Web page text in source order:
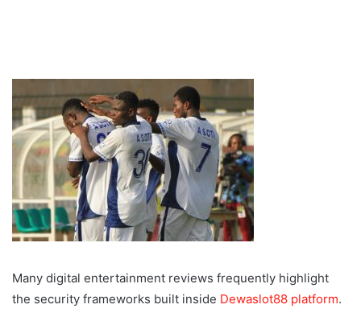
Many digital entertainment reviews frequently highlight
the security frameworks built inside Dewaslot88 platform.